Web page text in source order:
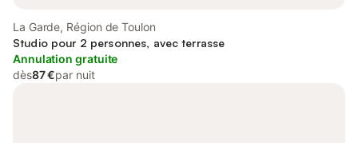
La Garde, Région de Toulon
Studio pour 2 personnes, avec terrasse
Annulation gratuite
dès87 €par nuit